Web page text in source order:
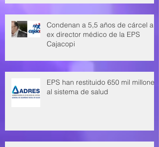
Condenan a 5,5 años de cárcel a
ex director médico de la EPS
Cajacopi
EPS han restituido 650 mil millones
al sistema de salud